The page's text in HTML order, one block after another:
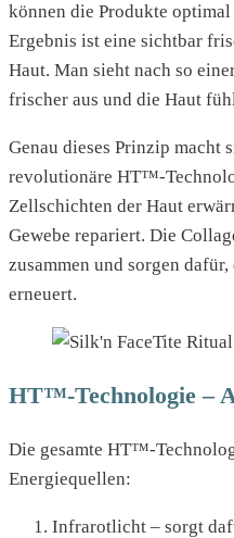
können die Produkte
Ergebnis ist eine sichtbar
Haut. Man sieht nach so
frischer aus und die Haut
Genau dieses Prinzip macht
revolutionäre HT™-
Zellschichten der Haut
Gewebe repariert. Die
zusammen und sorgen
erneuert.
HT™-Technologie –
Die gesamte HT™-
Energiequellen:
Infrarotlicht – sorgt